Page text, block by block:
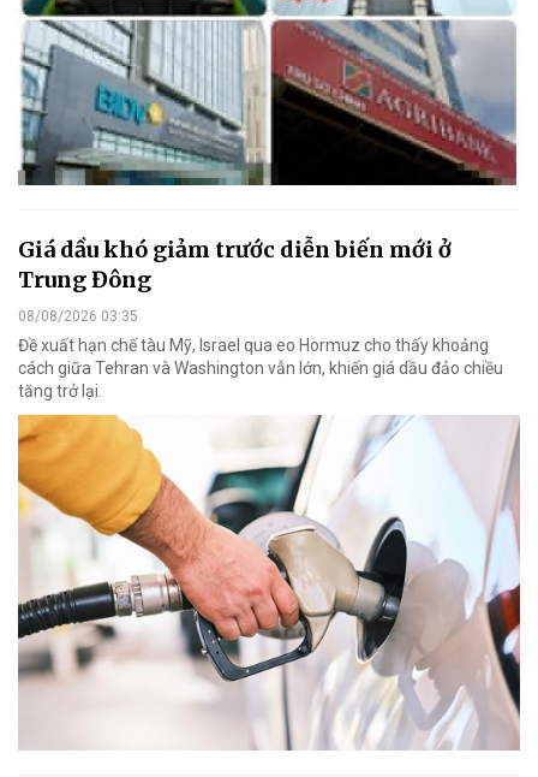
Giá dầu khó giảm trước diễn biến mới ở
Trung Đông
08/08/2026 03:35
Đề xuất hạn chế tàu Mỹ, Israel qua eo Hormuz cho thấy khoảng
cách giữa Tehran và Washington vẫn lớn, khiến giá dầu đảo chiều
tăng trở lại.